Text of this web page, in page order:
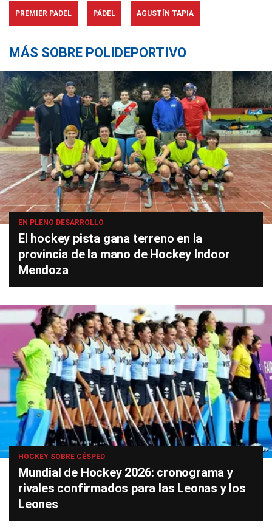
PREMIER PADEL PÁDEL AGUSTÍN TAPIA
MÁS SOBRE POLIDEPORTIVO
EN PLENO DESARROLLO
El hockey pista gana terreno en la
provincia de la mano de Hockey Indoor
Mendoza
HOCKEY SOBRE CÉSPED
Mundial de Hockey 2026: cronograma y
rivales confirmados para las Leonas y los
Leones